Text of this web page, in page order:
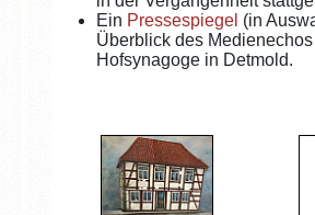
Ein Pressespiegel (in
Überblick des
Hofsynagoge in Detmold.